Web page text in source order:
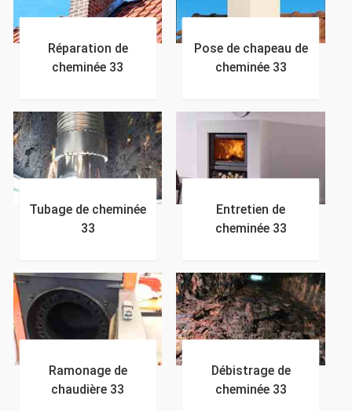
Réparation de
cheminée 33
Pose de chapeau de
cheminée 33
Tubage de cheminée
33
Entretien de
cheminée 33
Ramonage de
chaudière 33
Débistrage de
cheminée 33